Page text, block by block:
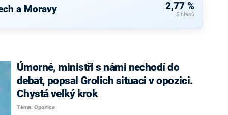
a Moravy 2,77 %
5 hlasů
Úmorné, ministři s námi nechodí do
debat, popsal Grolich situaci v opozici.
Chystá velký krok
Téma: Opozice